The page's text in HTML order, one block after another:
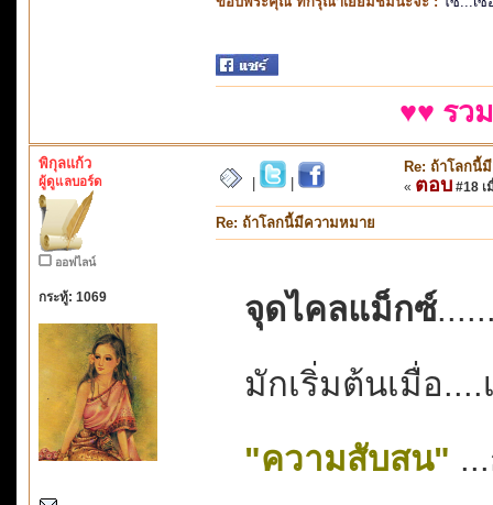
♥♥ รว
พิกุลแก้ว
ผู้ดูแลบอร์ด
ออฟไลน์
กระทู้: 1069
Re: ถ้าโลกนี้
« ตอบ #18 เ
Re: ถ้าโลกนี้มีความหมาย
จุดไคลแม็กซ์
มักเริ่มต้นเมื่อ....
"ความสับสน"